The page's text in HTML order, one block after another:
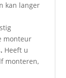
kan langer
monteur
. Heeft u
monteren,